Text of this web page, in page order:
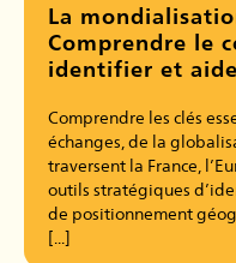
La
Comprendre le
identifier et
Comprendre les clés
échanges, de la
traversent la France,
outils stratégiques
de positionnement
[...]